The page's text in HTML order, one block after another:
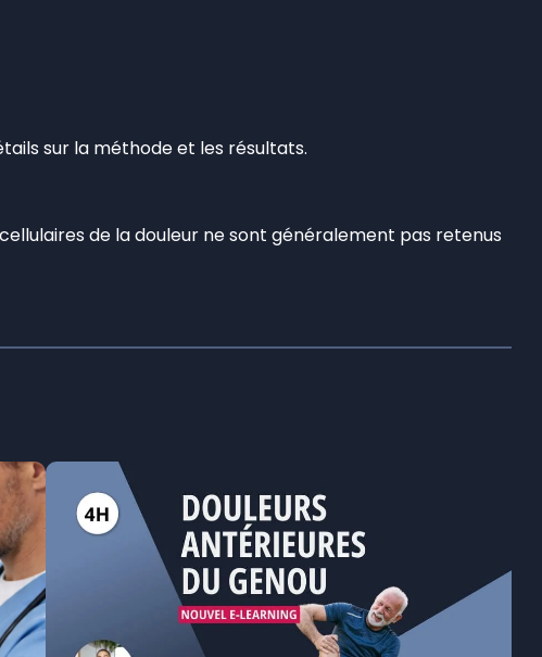
sur la méthode et les résultats.
de la douleur ne sont généralement pas retenus